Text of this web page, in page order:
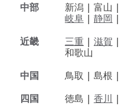
中部
新潟 | 富山 |
岐阜 | 静岡 |
近畿
三重 | 滋賀 |
和歌山
中国
鳥取 | 島根 |
四国
徳島 | 香川 |